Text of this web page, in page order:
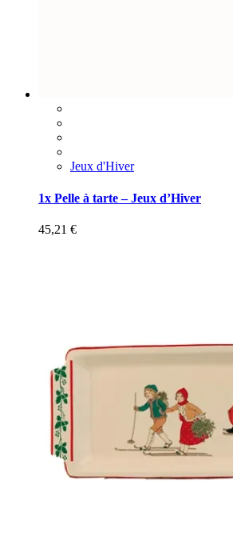
Jeux d'Hiver
1x Pelle à tarte – Jeux d’Hiver
45,21 €